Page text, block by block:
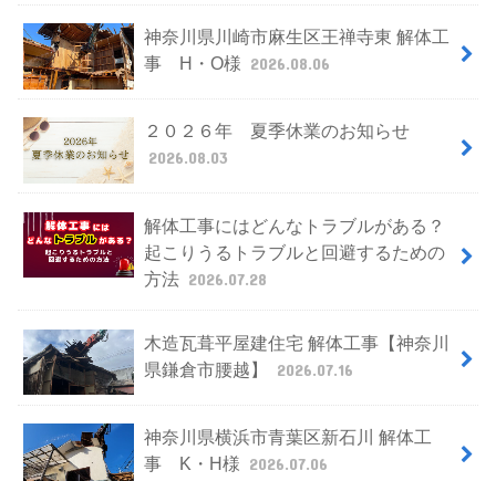
神奈川県川崎市麻生区王禅寺東 解体工
事 H・O様 2026.08.06
２０２６年 夏季休業のお知らせ
2026.08.03
解体工事にはどんなトラブルがある？
起こりうるトラブルと回避するための
方法 2026.07.28
木造瓦葺平屋建住宅 解体工事【神奈川
県鎌倉市腰越】
2026.07.16
神奈川県横浜市青葉区新石川 解体工
事 K・H様 2026.07.06